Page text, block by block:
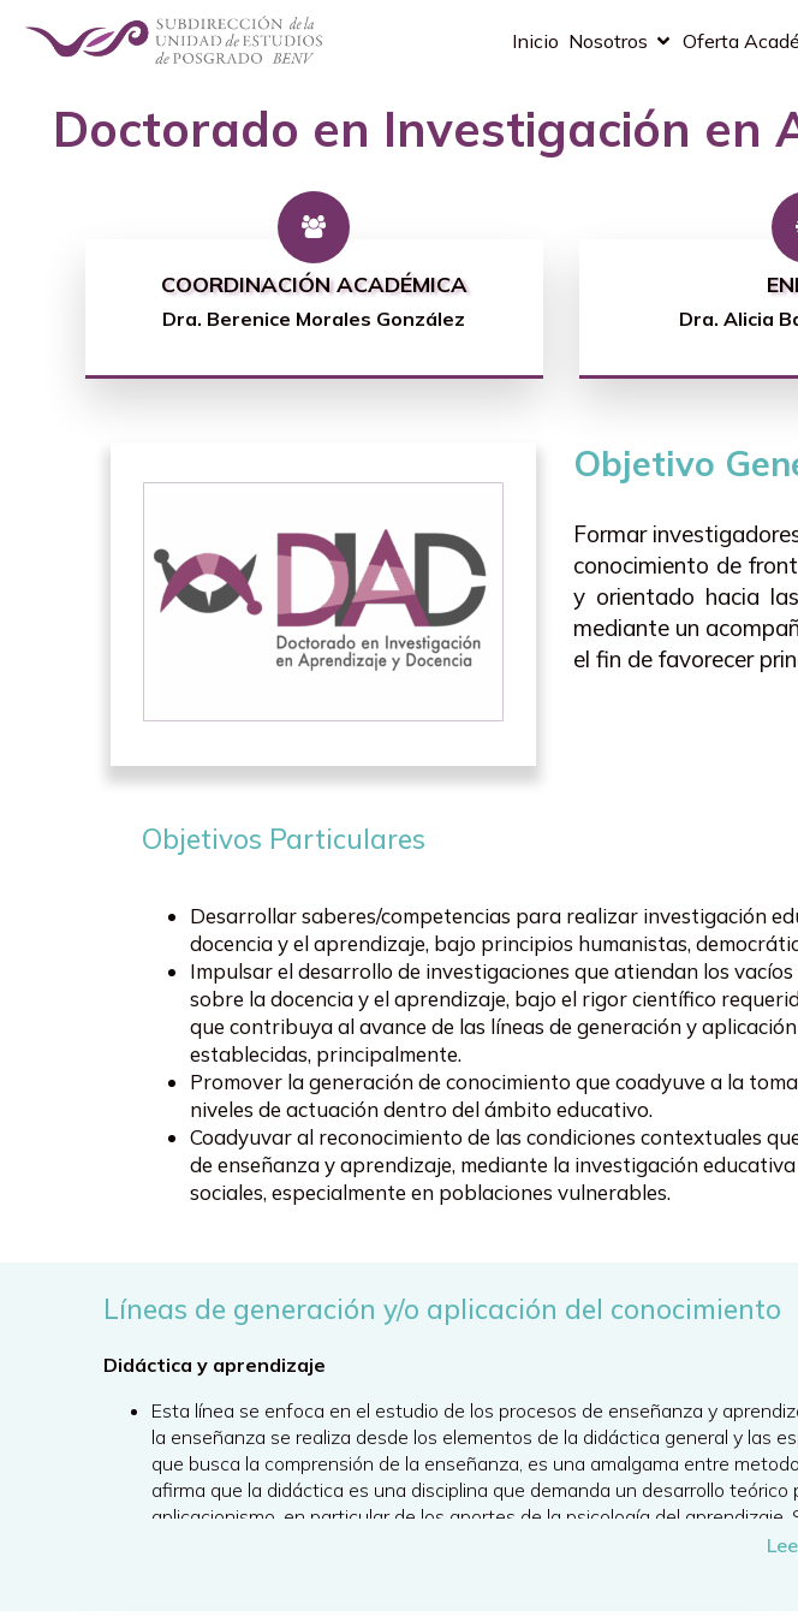
Inicio Nosotros Oferta
Doctorado en Investigación en
COORDINACIÓN ACADÉMICA
Dra. Berenice Morales González Dra. Alicia
Objetivo
Formar
conocimiento de
y orientado hacia
mediante un
el fin de favorecer
Objetivos Particulares
Desarrollar saberes/competencias para realizar investigación
docencia y el aprendizaje, bajo principios humanistas,
Impulsar el desarrollo de investigaciones que atiendan los
sobre la docencia y el aprendizaje, bajo el rigor científico
que contribuya al avance de las líneas de generación y
establecidas, principalmente.
Promover la generación de conocimiento que coadyuve a la
niveles de actuación dentro del ámbito educativo.
Coadyuvar al reconocimiento de las condiciones contextuales
de enseñanza y aprendizaje, mediante la investigación
sociales, especialmente en poblaciones vulnerables.
Líneas de generación y/o aplicación del conocimiento
Didáctica y aprendizaje
Esta línea se enfoca en el estudio de los procesos de enseñanza y
la enseñanza se realiza desde los elementos de la didáctica general y las
que busca la comprensión de la enseñanza, es una amalgama entre
afirma que la didáctica es una disciplina que demanda un desarrollo
aplicacionismo, en particular de los aportes de la psicología del